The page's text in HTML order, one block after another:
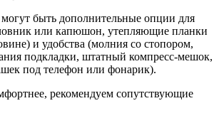
быть дополнительные опции для
или капюшон, утепляющие планки
и удобства (молния со стопором,
подкладки, штатный компресс-мешок,
под телефон или фонарик).
рекомендуем сопутствующие